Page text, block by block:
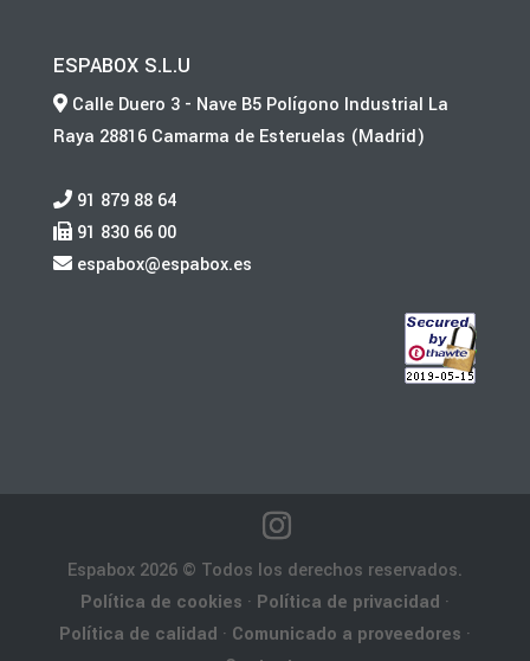
ESPABOX S.L.U
Calle Duero 3 - Nave B5 Polígono Industrial La
Raya 28816 Camarma de Esteruelas (Madrid)
91 879 88 64
91 830 66 00
espabox@espabox.es
Espabox 2026 © Todos los derechos reservados.
Política de cookies · Política de privacidad ·
Política de calidad · Comunicado a proveedores ·